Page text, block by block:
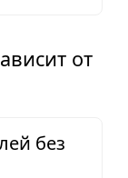
от
без